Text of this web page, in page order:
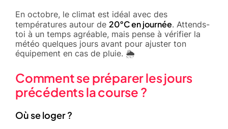
En octobre, le climat est idéal avec des
températures autour de 20°C en journée. Attends-
toi à un temps agréable, mais pense à vérifier la
météo quelques jours avant pour ajuster ton
équipement en cas de pluie. 🌦️
Comment se préparer les jours
précédents la course ?
Où se loger ?